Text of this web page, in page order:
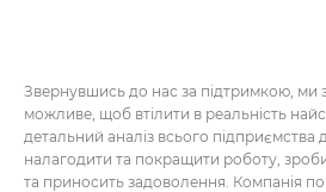
Звернувшись до нас за підтримкою, ми
можливе, щоб втілити в реальність
детальний аналіз всього
налагодити та покращити роботу,
та приносить задоволення. Компанія